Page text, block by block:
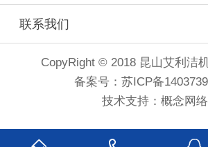
联系我们
CopyRight © 2018 昆山艾利洁
备案号： 苏ICP备
技术支持：概念网络